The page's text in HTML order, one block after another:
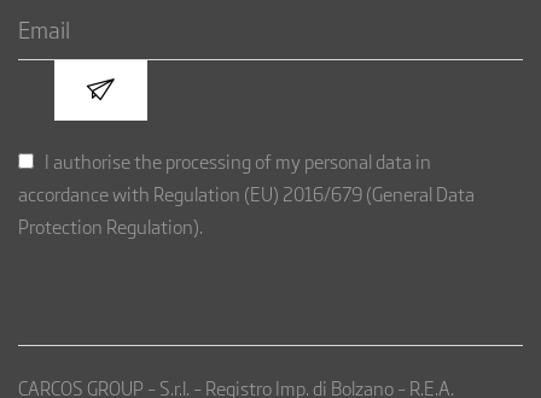
I authorise the processing of my personal data in
accordance with Regulation (EU) 2016/679 (General Data
Protection Regulation).
CARCOS GROUP – S.r.l. – Registro Imp. di Bolzano – R.E.A.